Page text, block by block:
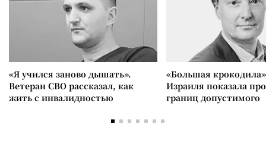
«Я учился заново дышать».
Ветеран СВО рассказал, как
жить с инвалидностью
«Большая
Израиля показала
границ допустимого